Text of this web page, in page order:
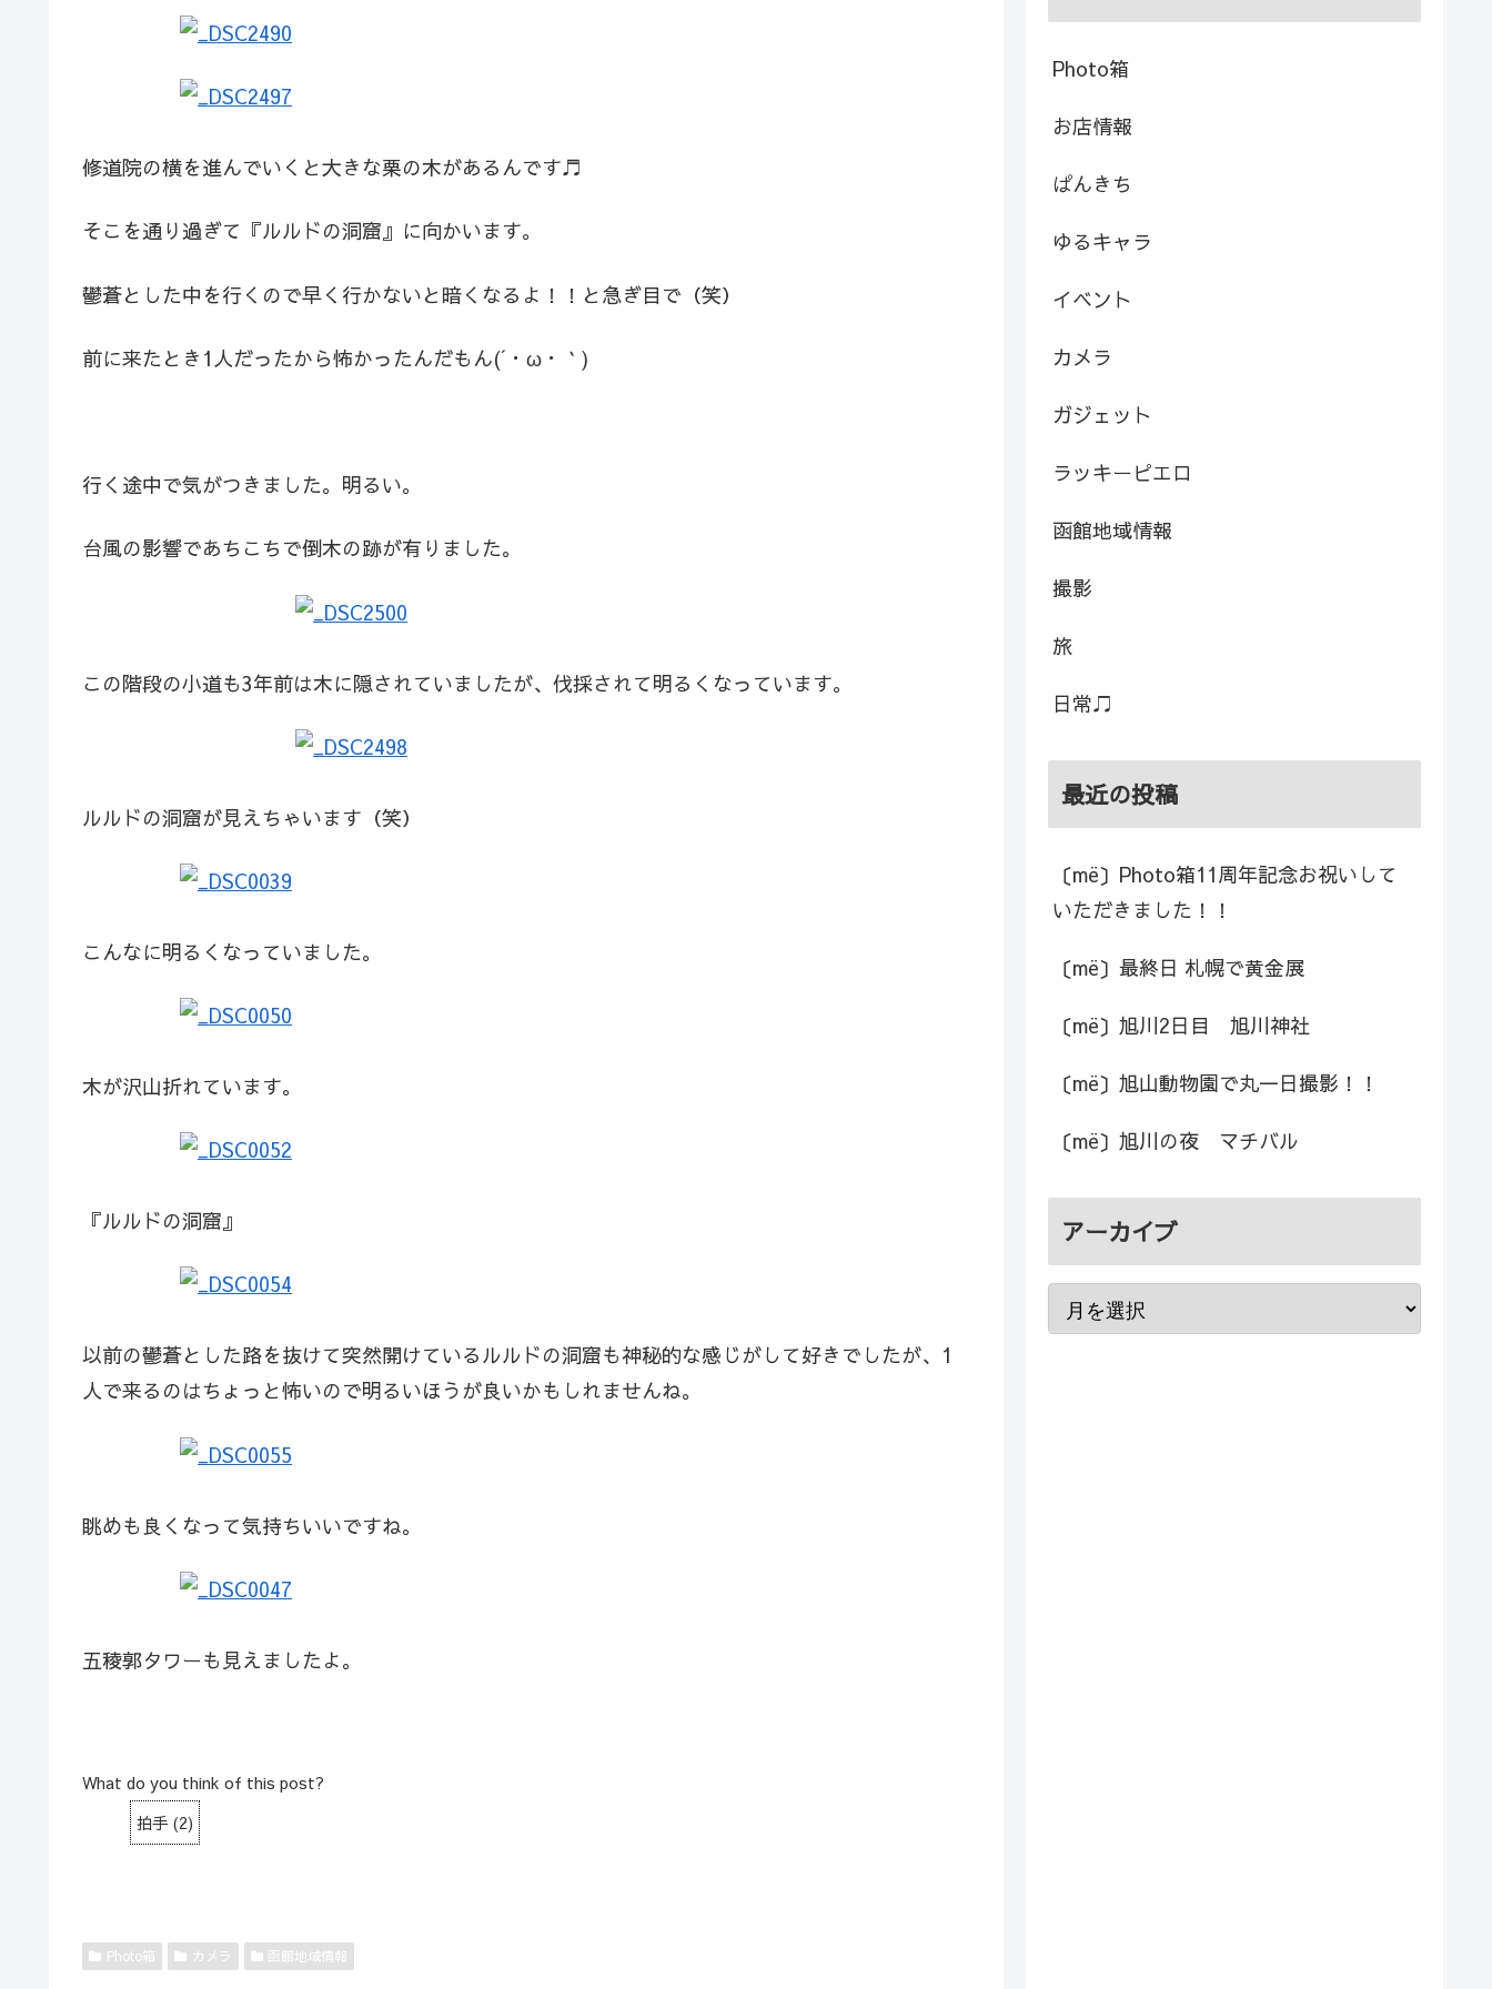
修道院の横を進んでいくと大きな栗の木があるんです♬
そこを通り過ぎて『ルルドの洞窟』に向かいます。
鬱蒼とした中を行くので早く行かないと暗くなるよ！！と急ぎ目で（笑）
前に来たとき1人だったから怖かったんだもん(´・ω・｀)
行く途中で気がつきました。明るい。
台風の影響であちこちで倒木の跡が有りました。
この階段の小道も3年前は木に隠されていましたが、伐採されて明るくなっています。
ルルドの洞窟が見えちゃいます（笑）
こんなに明るくなっていました。
木が沢山折れています。
『ルルドの洞窟』
以前の鬱蒼とした路を抜けて突然開けているルルドの洞窟も神秘的な感じがして好きでしたが、1
人で来るのはちょっと怖いので明るいほうが良いかもしれませんね。
眺めも良くなって気持ちいいですね。
五稜郭タワーも見えましたよ。
What do you think of this post?
拍手 (2)
Photo箱 カメラ 函館地域情報
Photo箱
お店情報
ぱんきち
ゆるキャラ
イベント
カメラ
ガジェット
ラッキーピエロ
函館地域情報
撮影
旅
日常♫
最近の投稿
〔më〕Photo箱11周年記念お祝いして
いただきました！！
〔më〕最終日 札幌で黄金展
〔më〕旭川2日目 旭川神社
〔më〕旭山動物園で丸一日撮影！！
〔më〕旭川の夜 マチバル
アーカイブ